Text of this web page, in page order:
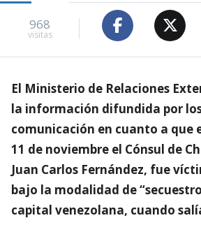
968
visitas
El Ministerio de Relaciones
la información difundida por
comunicación en cuanto a que
11 de noviembre el Cónsul de
Juan Carlos Fernández, fue
bajo la modalidad de
capital venezolana, cuando